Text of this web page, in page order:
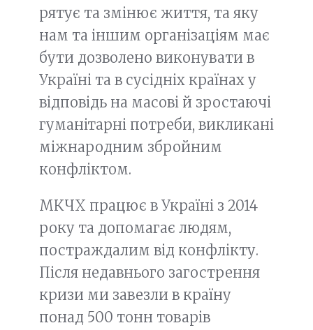
рятує та змінює життя, та яку
нам та іншим організаціям має
бути дозволено виконувати в
Україні та в сусідніх країнах у
відповідь на масові й зростаючі
гуманітарні потреби, викликані
міжнародним збройним
конфліктом.
МКЧХ працює в Україні з 2014
року та допомагає людям,
постраждалим від конфлікту.
Після недавнього загострення
кризи ми завезли в країну
понад 500 тонн товарів